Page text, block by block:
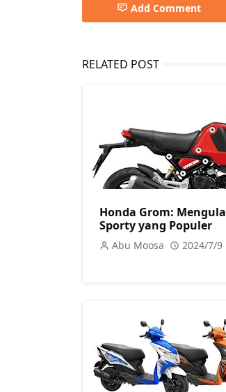
Add Comment
RELATED POST
Honda Grom:
Sporty yang Populer
Abu Moosa 2024/7/9